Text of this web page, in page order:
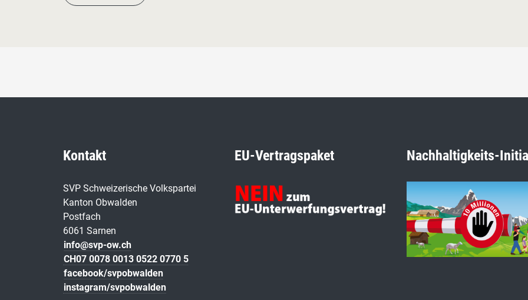
Kontakt
SVP Schweizerische Volkspartei
Kanton Obwalden
Postfach
6061 Sarnen
info@svp-ow.ch
CH07 0078 0013 0522 0770 5
facebook/svpobwalden
instagram/svpobwalden
EU-Vertragspaket Nachhaltigkeits-